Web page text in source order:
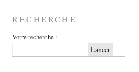
RECHERCHE
Votre recherche :